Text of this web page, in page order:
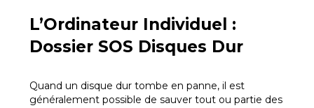
L’Ordinateur Individuel :
Dossier SOS Disques Dur
Quand un disque dur tombe en panne, il est
généralement possible de sauver tout ou partie des